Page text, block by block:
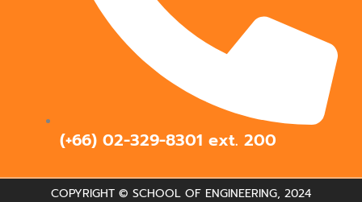
(+66) 02-329-8301 ext. 200
COPYRIGHT © SCHOOL OF ENGINEERING, 2024